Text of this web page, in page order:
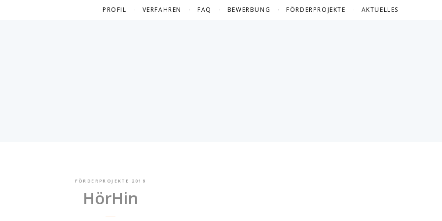
PROFIL VERFAHREN FAQ BEWERBUNG FÖRDERPROJEKTE AKTUELLES
FÖRDERPROJEKTE 2019
HörHin